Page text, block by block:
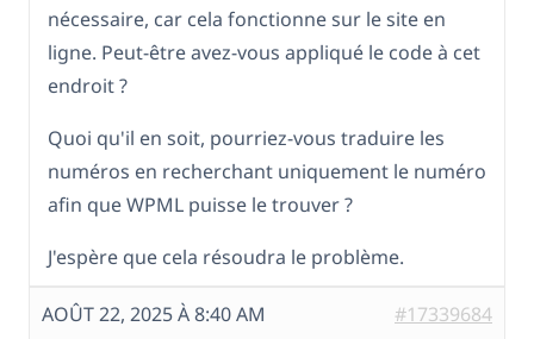
nécessaire, car cela fonctionne sur le site en
ligne. Peut-être avez-vous appliqué le code à cet
endroit ?
Quoi qu'il en soit, pourriez-vous traduire les
numéros en recherchant uniquement le numéro
afin que WPML puisse le trouver ?
J'espère que cela résoudra le problème.
AOÛT 22, 2025 À 8:40 AM #17339684